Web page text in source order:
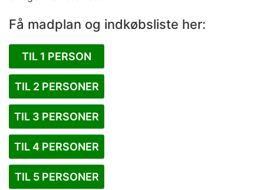
Få madplan og indkøbsliste her:
TIL 1 PERSON
TIL 2 PERSONER
TIL 3 PERSONER
TIL 4 PERSONER
TIL 5 PERSONER